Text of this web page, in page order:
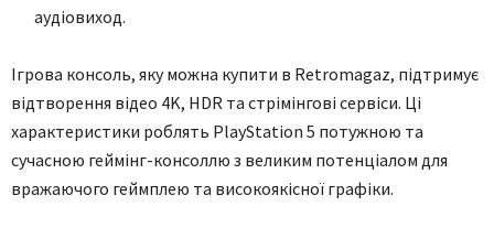
аудіовиход.
Ігрова консоль, яку можна купити в Retromagaz, підтримує
відтворення відео 4K, HDR та стрімінгові сервіси. Ці
характеристики роблять PlayStation 5 потужною та
сучасною геймінг-консоллю з великим потенціалом для
вражаючого геймплею та високоякісної графіки.